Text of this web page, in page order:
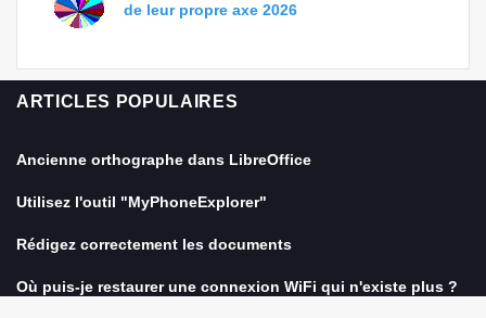
de leur propre axe 2026
ARTICLES POPULAIRES
Ancienne orthographe dans LibreOffice
Utilisez l'outil "MyPhoneExplorer"
Rédigez correctement les documents
Où puis-je restaurer une connexion WiFi qui n'existe plus ?